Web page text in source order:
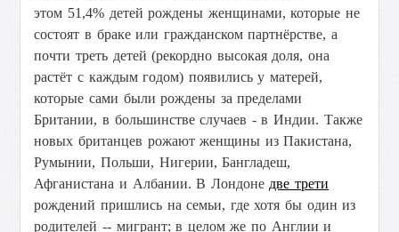
этом 51,4% детей рождены женщинами, которые не
состоят в браке или гражданском партнёрстве, а
почти треть детей (рекордно высокая доля, она
растёт с каждым годом) появились у матерей,
которые сами были рождены за пределами
Британии, в большинстве случаев - в Индии. Также
новых британцев рожают женщины из Пакистана,
Румынии, Польши, Нигерии, Бангладеш,
Афганистана и Албании. В Лондоне две трети
рождений пришлись на семьи, где хотя бы один из
родителей -- мигрант; в целом же по Англии и